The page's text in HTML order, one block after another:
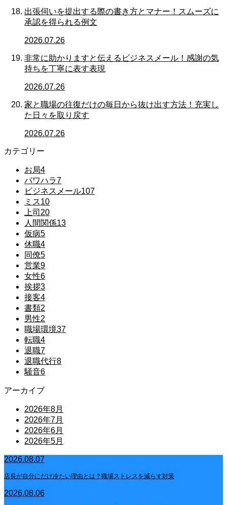
出張伺いを提出する際の書き方とマナー！スムーズに
承認を得られる例文
2026.07.26
非常に助かりますと伝えるビジネスメール！感謝の気
持ちを丁寧に表す表現
2026.07.26
家と職場の往復だけの毎日から抜け出す方法！充実し
た日々を取り戻す
2026.07.26
カテゴリー
お局4
パワハラ7
ビジネスメール107
ミス10
上司 20
人間関係13
仮病5
休職4
同僚5
営業9
女性6
挨拶3
接客4
書類2
男性2
職場環境37
転職4
退職7
退職代行8
騒音6
アーカイブ
2026年8月
2026年7月
2026年6月
2026年5月
2026.08.07
店長が自分にだけ冷たい理由とは？職場ストレスを減らす対策
2026.08.06